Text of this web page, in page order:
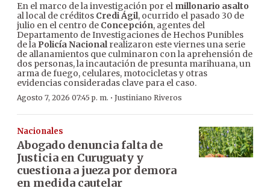
En el marco de la investigación por el millonario asalto
al local de créditos Credi Ágil, ocurrido el pasado 30 de
julio en el centro de Concepción, agentes del
Departamento de Investigaciones de Hechos Punibles
de la Policía Nacionalrealizaron este viernes una serie
de allanamientos que culminaron con la aprehensión de
dos personas, la incautación de presunta marihuana, un
arma de fuego, celulares, motocicletas y otras
evidencias consideradas clave para el caso.
Agosto 7, 2026 07:45 p. m. · Justiniano Riveros
Nacionales
Abogado denuncia falta de
Justicia en Curuguaty y
cuestiona a jueza por demora
en medida cautelar